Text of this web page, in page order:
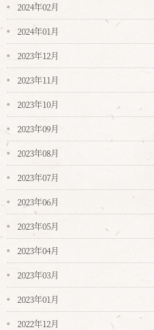
2024年02月
2024年01月
2023年12月
2023年11月
2023年10月
2023年09月
2023年08月
2023年07月
2023年06月
2023年05月
2023年04月
2023年03月
2023年01月
2022年12月